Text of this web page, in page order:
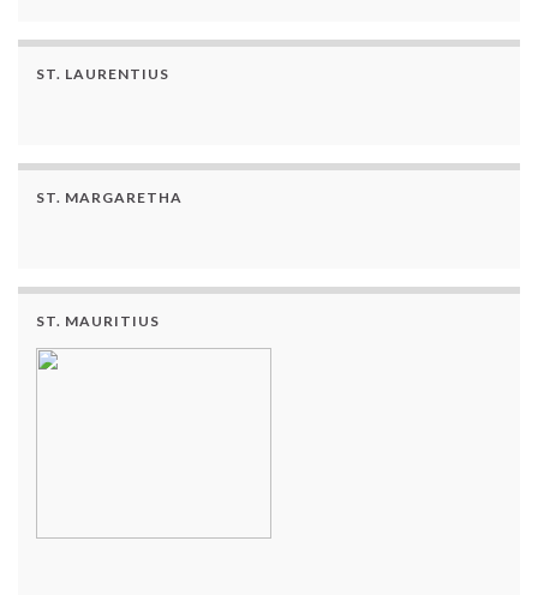
ST. LAURENTIUS
ST. MARGARETHA
ST. MAURITIUS